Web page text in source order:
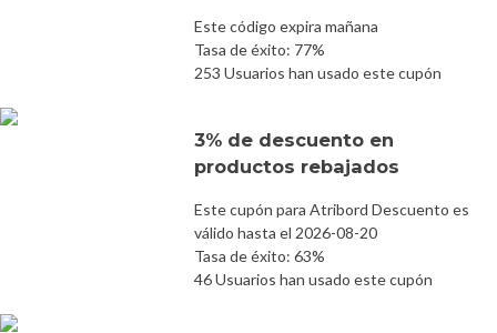
Este código expira mañana
Tasa de éxito: 77%
253 Usuarios han usado este cupón
3% de descuento en
productos rebajados
Este cupón para Atribord Descuento es
válido hasta el 2026-08-20
Tasa de éxito: 63%
46 Usuarios han usado este cupón